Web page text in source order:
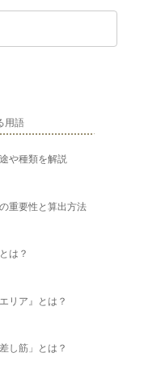
用語
や種類を解説
重要性と算出方法
は？
リア』とは？
し筋」とは？